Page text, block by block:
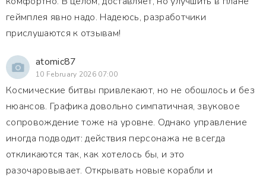
геймплея явно надо. Надеюсь, разработчики
прислушаются к отзывам!
atomic87
10 February 2026 07:00
Космические битвы привлекают, но не обошлось и без
нюансов. Графика довольно симпатичная, звуковое
сопровождение тоже на уровне. Однако управление
иногда подводит: действия персонажа не всегда
откликаются так, как хотелось бы, и это
разочаровывает. Открывать новые корабли и